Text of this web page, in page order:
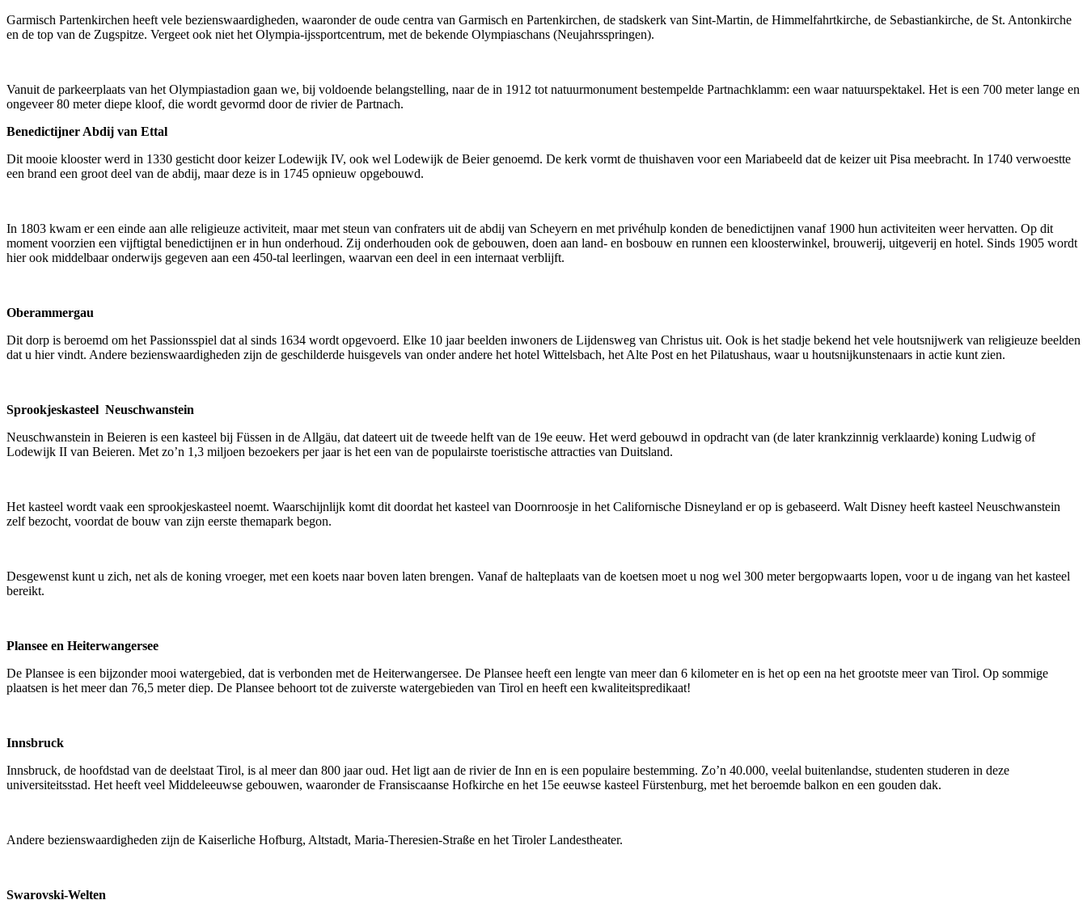
Garmisch Partenkirchen heeft vele bezienswaardigheden, waaronder de oude centra van Garmisch en Partenkirchen, de stadskerk van Sint-Martin, de Himmelfahrtkirche, de Sebastiankirche, de St. Antonkirche
en de top van de Zugspitze. Vergeet ook niet het Olympia-ijssportcentrum, met de bekende Olympiaschans (Neujahrsspringen).
Vanuit de parkeerplaats van het Olympiastadion gaan we, bij voldoende belangstelling, naar de in 1912 tot natuurmonument bestempelde Partnachklamm: een waar natuurspektakel. Het is een 700 meter lange en
ongeveer 80 meter diepe kloof, die wordt gevormd door de rivier de Partnach.
Benedictijner Abdij van Ettal
Dit mooie klooster werd in 1330 gesticht door keizer Lodewijk IV, ook wel Lodewijk de Beier genoemd. De kerk vormt de thuishaven voor een Mariabeeld dat de keizer uit Pisa meebracht. In 1740 verwoestte
een brand een groot deel van de abdij, maar deze is in 1745 opnieuw opgebouwd.
In 1803 kwam er een einde aan alle religieuze activiteit, maar met steun van confraters uit de abdij van Scheyern en met privéhulp konden de benedictijnen vanaf 1900 hun activiteiten weer hervatten. Op dit
moment voorzien een vijftigtal benedictijnen er in hun onderhoud. Zij onderhouden ook de gebouwen, doen aan land- en bosbouw en runnen een kloosterwinkel, brouwerij, uitgeverij en hotel. Sinds 1905 wordt
hier ook middelbaar onderwijs gegeven aan een 450-tal leerlingen, waarvan een deel in een internaat verblijft.
Oberammergau
Dit dorp is beroemd om het Passionsspiel dat al sinds 1634 wordt opgevoerd. Elke 10 jaar beelden inwoners de Lijdensweg van Christus uit. Ook is het stadje bekend het vele houtsnijwerk van religieuze beelden
dat u hier vindt. Andere bezienswaardigheden zijn de geschilderde huisgevels van onder andere het hotel Wittelsbach, het Alte Post en het Pilatushaus, waar u houtsnijkunstenaars in actie kunt zien.
Sprookjeskasteel Neuschwanstein
Neuschwanstein in Beieren is een kasteel bij Füssen in de Allgäu, dat dateert uit de tweede helft van de 19e eeuw. Het werd gebouwd in opdracht van (de later krankzinnig verklaarde) koning Ludwig of
Lodewijk II van Beieren. Met zo’n 1,3 miljoen bezoekers per jaar is het een van de populairste toeristische attracties van Duitsland.
Het kasteel wordt vaak een sprookjeskasteel noemt. Waarschijnlijk komt dit doordat het kasteel van Doornroosje in het Californische Disneyland er op is gebaseerd. Walt Disney heeft kasteel Neuschwanstein
zelf bezocht, voordat de bouw van zijn eerste themapark begon.
Desgewenst kunt u zich, net als de koning vroeger, met een koets naar boven laten brengen. Vanaf de halteplaats van de koetsen moet u nog wel 300 meter bergopwaarts lopen, voor u de ingang van het kasteel
bereikt.
Plansee en Heiterwangersee
De Plansee is een bijzonder mooi watergebied, dat is verbonden met de Heiterwangersee. De Plansee heeft een lengte van meer dan 6 kilometer en is het op een na het grootste meer van Tirol. Op sommige
plaatsen is het meer dan 76,5 meter diep. De Plansee behoort tot de zuiverste watergebieden van Tirol en heeft een kwaliteitspredikaat!
Innsbruck
Innsbruck, de hoofdstad van de deelstaat Tirol, is al meer dan 800 jaar oud. Het ligt aan de rivier de Inn en is een populaire bestemming. Zo’n 40.000, veelal buitenlandse, studenten studeren in deze
universiteitsstad. Het heeft veel Middeleeuwse gebouwen, waaronder de Fransiscaanse Hofkirche en het 15e eeuwse kasteel Fürstenburg, met het beroemde balkon en een gouden dak.
Andere bezienswaardigheden zijn de Kaiserliche Hofburg, Altstadt, Maria-Theresien-Straße en het Tiroler Landestheater.
Swarovski-Welten